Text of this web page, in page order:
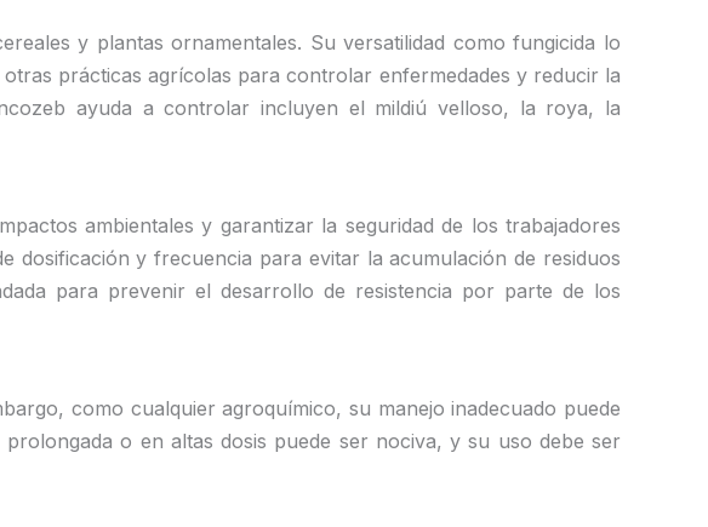
y plantas ornamentales. Su versatilidad como fungicida lo
prácticas agrícolas para controlar enfermedades y reducir la
ayuda a controlar incluyen el mildiú velloso, la roya, la
ambientales y garantizar la seguridad de los trabajadores
dosificación y frecuencia para evitar la acumulación de residuos
para prevenir el desarrollo de resistencia por parte de los
como cualquier agroquímico, su manejo inadecuado puede
o en altas dosis puede ser nociva, y su uso debe ser